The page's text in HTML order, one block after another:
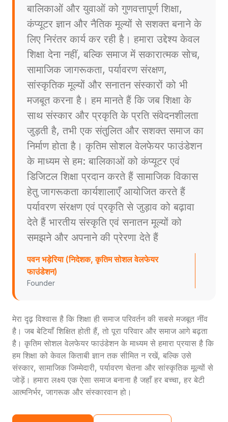
बालिकाओं और युवाओं को गुणवत्तापूर्ण शिक्षा,
कंप्यूटर ज्ञान और नैतिक मूल्यों से सशक्त बनाने के
लिए निरंतर कार्य कर रही है। हमारा उद्देश्य केवल
शिक्षा देना नहीं, बल्कि समाज में सकारात्मक सोच,
सामाजिक जागरूकता, पर्यावरण संरक्षण,
सांस्कृतिक मूल्यों और सनातन संस्कारों को भी
मजबूत करना है। हम मानते हैं कि जब शिक्षा के
साथ संस्कार और प्रकृति के प्रति संवेदनशीलता
जुड़ती है, तभी एक संतुलित और सशक्त समाज का
निर्माण होता है। कृतिम सोशल वेलफेयर फाउंडेशन
के माध्यम से हम: बालिकाओं को कंप्यूटर एवं
डिजिटल शिक्षा प्रदान करते हैं सामाजिक विकास
हेतु जागरूकता कार्यशालाएँ आयोजित करते हैं
पर्यावरण संरक्षण एवं प्रकृति से जुड़ाव को बढ़ावा
देते हैं भारतीय संस्कृति एवं सनातन मूल्यों को
समझने और अपनाने की प्रेरणा देते हैं
पवन भड़ेरिया (निदेशक, कृतिम सोशल वेलफेयर
फाउंडेशन)
Founder
मेरा दृढ़ विश्वास है कि शिक्षा ही समाज परिवर्तन की सबसे मजबूत नींव
है। जब बेटियाँ शिक्षित होती हैं, तो पूरा परिवार और समाज आगे बढ़ता
है। कृतिम सोशल वेलफेयर फाउंडेशन के माध्यम से हमारा प्रयास है कि
हम शिक्षा को केवल किताबी ज्ञान तक सीमित न रखें, बल्कि उसे
संस्कार, सामाजिक जिम्मेदारी, पर्यावरण चेतना और सांस्कृतिक मूल्यों से
जोड़ें। हमारा लक्ष्य एक ऐसा समाज बनाना है जहाँ हर बच्चा, हर बेटी
आत्मनिर्भर, जागरूक और संस्कारवान हो।